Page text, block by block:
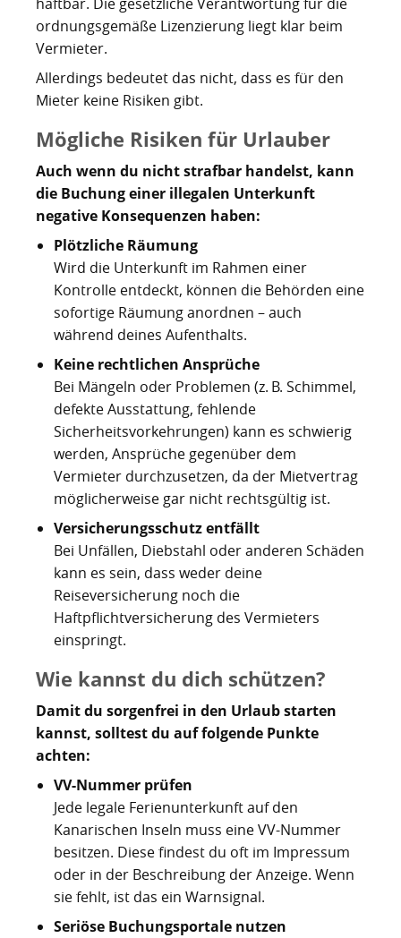
Puerto de la Cruz
San Juan de la Rambla
San Miguel de Abona
Santa Cruz de Tenerife
Santa Úrsula
Santiago del Teide
Tacoronte
Tegueste
Kartoffelrevolution 1846
Franco auf Teneriffa
Thor Heyerdahl und die Pyramiden von Güímar
ordnungsgemäße Lizenzierung liegt klar beim
Vermieter.
Allerdings bedeutet das nicht, dass es für den
Mieter keine Risiken gibt.
Mögliche Risiken für Urlauber
Auch wenn du nicht strafbar handelst, kann
die Buchung einer illegalen Unterkunft
negative Konsequenzen haben:
Plötzliche Räumung
Wird die Unterkunft im Rahmen einer
Kontrolle entdeckt, können die Behörden eine
sofortige Räumung anordnen – auch
während deines Aufenthalts.
Keine rechtlichen Ansprüche
Bei Mängeln oder Problemen (z. B. Schimmel,
defekte Ausstattung, fehlende
Sicherheitsvorkehrungen) kann es schwierig
werden, Ansprüche gegenüber dem
Vermieter durchzusetzen, da der Mietvertrag
möglicherweise gar nicht rechtsgültig ist.
Versicherungsschutz entfällt
Bei Unfällen, Diebstahl oder anderen Schäden
kann es sein, dass weder deine
Reiseversicherung noch die
Haftpflichtversicherung des Vermieters
einspringt.
Wie kannst du dich schützen?
Damit du sorgenfrei in den Urlaub starten
kannst, solltest du auf folgende Punkte
achten:
VV-Nummer prüfen
Jede legale Ferienunterkunft auf den
Kanarischen Inseln muss eine VV-Nummer
besitzen. Diese findest du oft im Impressum
oder in der Beschreibung der Anzeige. Wenn
sie fehlt, ist das ein Warnsignal.
Seriöse Buchungsportale nutzen